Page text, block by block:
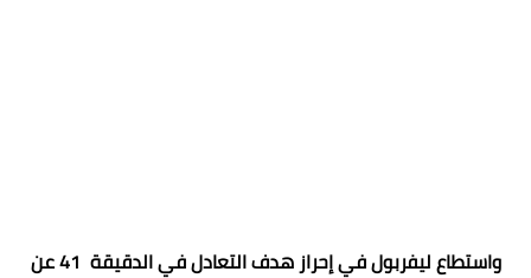
واستطاع ليفربول في إحراز هدف التعادل في الدقيقة 41 عن